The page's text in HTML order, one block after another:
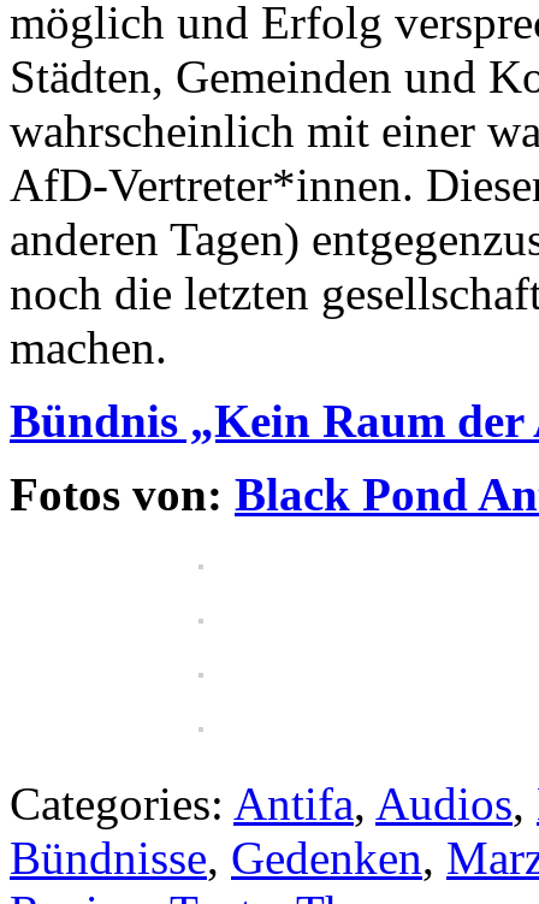
möglich und Erfolg
Städten, Gemeinden und
wahrscheinlich mit einer
AfD-Vertreter*innen.
anderen Tagen)
noch die letzten
machen.
Bündnis „Kein Raum der
Fotos von: Black Pond
Categories: Antifa, Audios,
Bündnisse, Gedenken,